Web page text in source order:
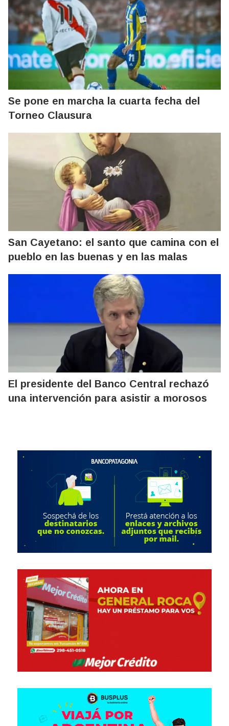
Se pone en marcha la cuarta fecha del
Torneo Clausura
San Cayetano: el santo que camina con el
pueblo en las buenas y en las malas
El presidente del Banco Central rechazó
una intervención para asistir a morosos